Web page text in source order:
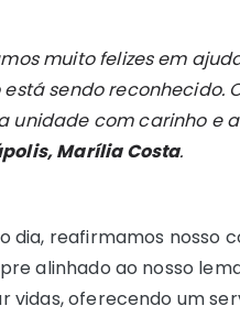
muito felizes em
sendo reconhecido.
unidade com carinho e
Marília Costa.
dia, reafirmamos nosso
alinhado ao nosso
vidas, oferecendo um